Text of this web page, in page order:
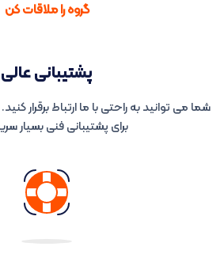
گروه را ملاقات کن
پشتیبانی عالی
شما می توانید به راحتی با ما ارتباط برقرار
برای پشتیبانی فنی بسیار